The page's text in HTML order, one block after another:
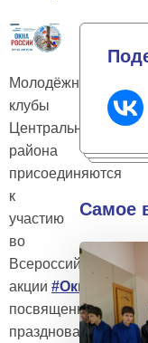
Молодёжные
клубы
Центрального
района
присоединяются
к
участию
во
Всероссийской
акции #ОкнаРоссии
посвященной
празднованию
Самое